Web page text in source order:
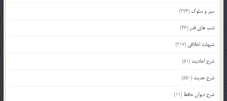
سیر و سلوک (274)
شب های قدر (46)
شبهات اخلاقی (217)
شرح احادیث (51)
شرح حدیث (550)
شرح دیوان حافظ (11)